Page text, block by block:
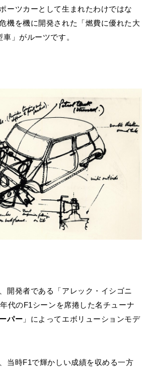
ーツカーとして生まれたわけではな
機を機に開発された「燃費に優れた大
」がルーツです。
開発者である「アレック・イシゴニ
代のF1シーンを席捲した名チューナ
パー 」によってエボリューションモデ
当時F1で輝かしい成績を収める一方